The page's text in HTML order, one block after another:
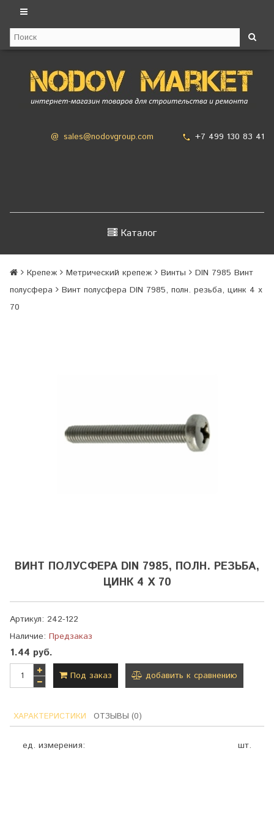
@ sales@nodovgroup.com +7 499 130 83 41
Каталог
Крепеж Метрический крепеж Винты
DIN 7985 Винт
полусфера
Винт полусфера DIN 7985, полн. резьба, цинк 4 х
70
ВИНТ ПОЛУСФЕРА DIN 7985, ПОЛН. РЕЗЬБА,
ЦИНК 4 Х 70
Артикул: 242-122
Наличие: Предзаказ
1.44 руб.
Под заказ добавить к сравнению
ХАРАКТЕРИСТИКИ ОТЗЫВЫ (0)
ед. измерения: шт.